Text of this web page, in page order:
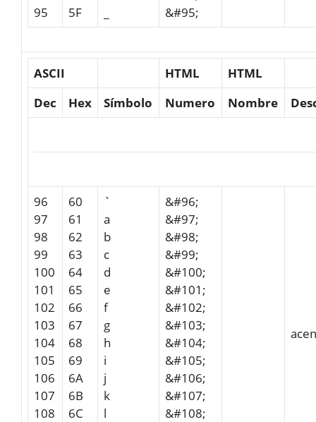
95
5F
&#95;
ASCII HTML
HTML
Dec
Hex Símbolo Numero Nombre
96
97
98
99
100
101
102
103
104
105
106
107
108
60
61
62
63
64
65
66
67
68
69
6A
6B
6C
`
a
b
c
d
e
f
g
h
i
j
k
l
&#96;
&#97;
&#98;
&#99;
&#100;
&#101;
&#102;
&#103;
&#104;
&#105;
&#106;
&#107;
&#108;